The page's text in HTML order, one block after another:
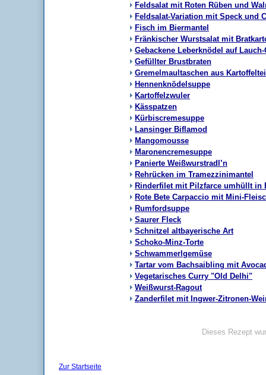
Feldsalat mit Roten Rüben und
Feldsalat-Variation mit Speck und
Fisch im Biermantel
Fränkischer Wurstsalat mit
Gebackene Leberknödel auf
Gefüllter Brustbraten
Gremelmaultaschen aus
Hennenknödelsuppe
Kartoffelzwuler
Kässpatzen
Kürbiscremesuppe
Lansinger Biflamod
Mangomousse
Maronencremesuppe
Panierte Weißwurstradl’n
Rehrücken im Tramezzinimantel
Rinderfilet mit Pilzfarce umhüllt in
Rote Bete Carpaccio mit Mini-
Rumfordsuppe
Saurer Fleck
Schnitzel altbayerische Art
Schoko-Minz-Torte
Schwammerlgemüse
Tartar vom Bachsaibling mit
Vegetarisches Curry "Old Delhi"
Weißwurst-Ragout
Zanderfilet mit Ingwer-Zitronen-
Dieses Rezept
Zur Startseite